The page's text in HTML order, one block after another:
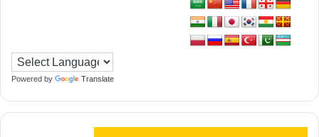
Powered by Translate